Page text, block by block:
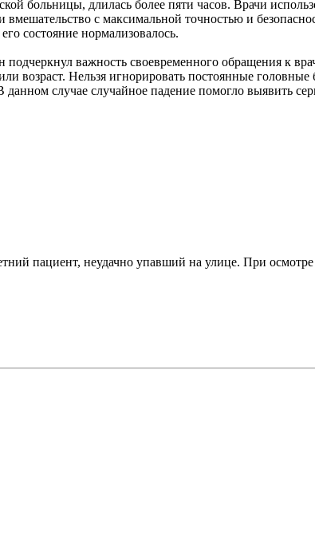
больницы, длилась более пяти часов. Врачи
с максимальной точностью и
состояние нормализовалось.
важность своевременного обращения к
возраст. Нельзя игнорировать постоянные
случае случайное падение помогло выявить
пациент, неудачно упавший на улице. При